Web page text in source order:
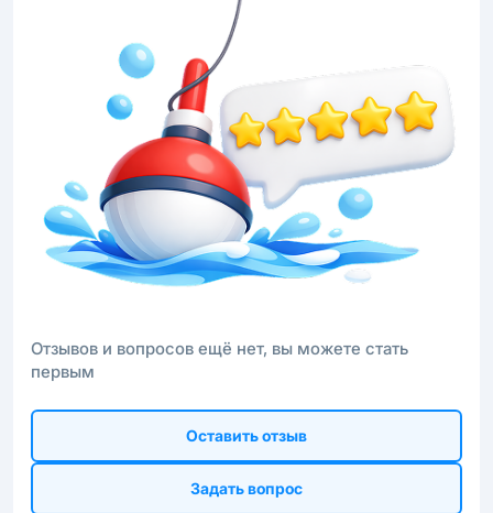
Отзывов и вопросов ещё нет, вы можете стать
первым
Оставить отзыв
Задать вопрос